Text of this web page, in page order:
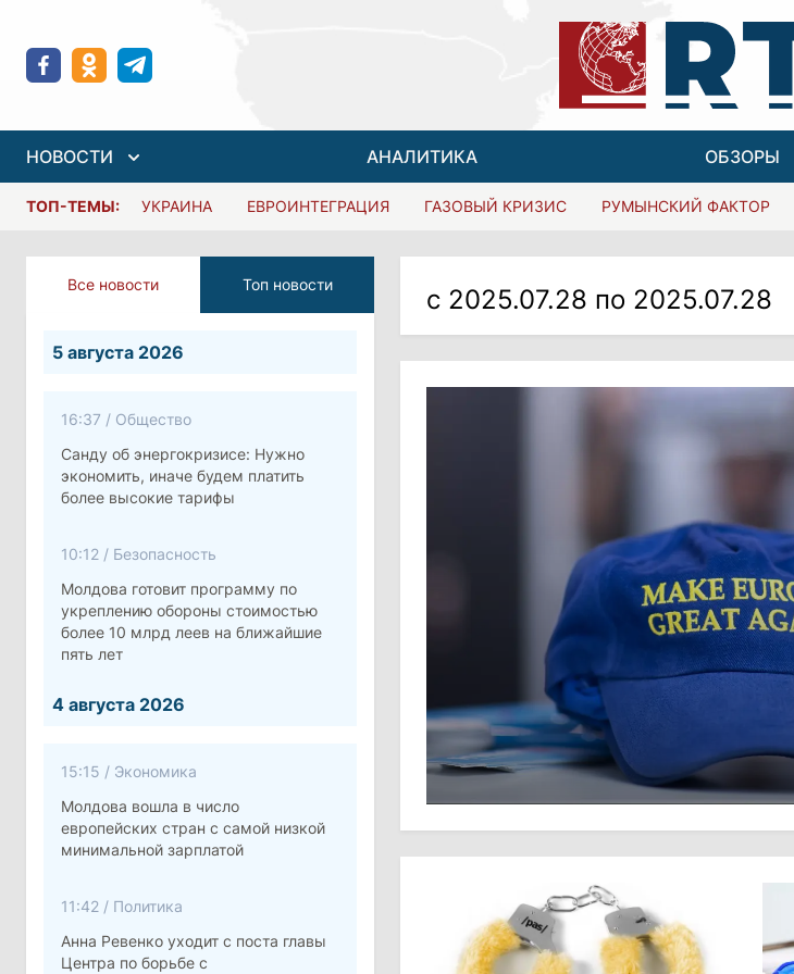
НОВОСТИ АНАЛИТИКА ОБЗОРЫ
ТОП-ТЕМЫ: УКРАИНА ЕВРОИНТЕГРАЦИЯ ГАЗОВЫЙ КРИЗИС РУМЫНСКИЙ ФАКТОР
Все новости Топ новости
5 августа 2026
16:37 / Общество
Санду об энергокризисе: Нужно
экономить, иначе будем платить
более высокие тарифы
10:12 / Безопасность
Молдова готовит программу по
укреплению обороны стоимостью
более 10 млрд леев на ближайшие
пять лет
4 августа 2026
15:15 / Экономика
Молдова вошла в число
европейских стран с самой низкой
минимальной зарплатой
11:42 / Политика
Анна Ревенко уходит с поста главы
Центра по борьбе с
с 2025.07.28 по 2025.07.28